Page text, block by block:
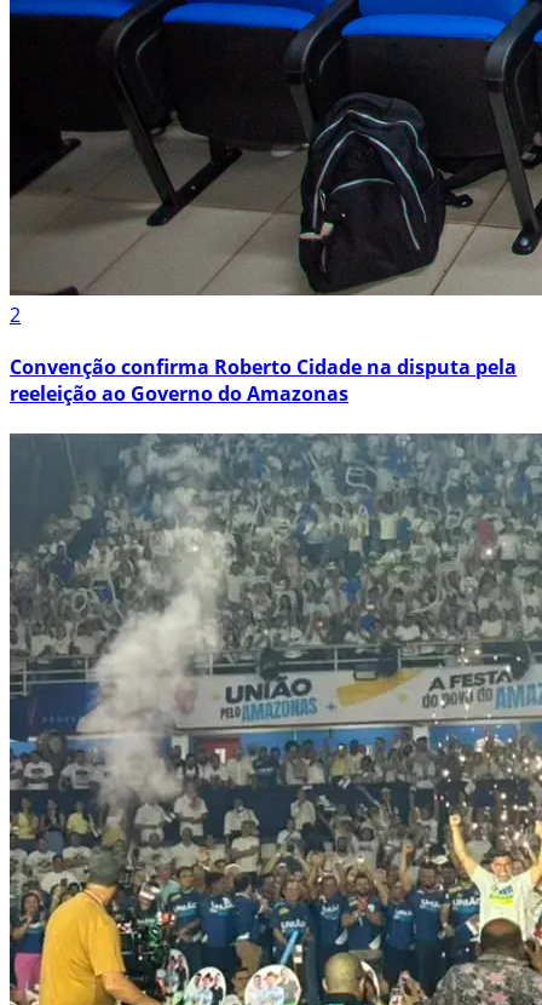
2
Convenção confirma Roberto Cidade na disputa pela
reeleição ao Governo do Amazonas